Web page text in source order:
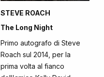
STEVE ROACH
The Long Night
Primo autografo di Steve
Roach sul 2014, per la
prima volta al fianco